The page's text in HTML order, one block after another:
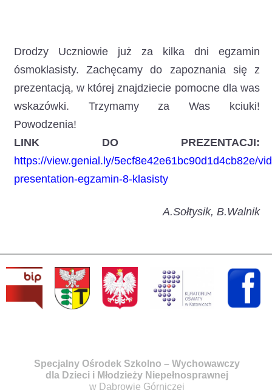
Drodzy Uczniowie już za kilka dni egzamin
ósmoklasisty. Zachęcamy do zapoznania się z
prezentacją, w której znajdziecie pomocne dla was
wskazówki. Trzymamy za Was kciuki!
Powodzenia!
LINK DO PREZENTACJI:
https://view.genial.ly/5ecf8e42e61bc90d1d4cb82e/
presentation-egzamin-8-klasisty
A.Sołtysik, B.Walnik
Specjalny Ośrodek Szkolno – Wychowawczy
dla Dzieci i Młodzieży Niepełnosprawnej
w Dąbrowie Górniczej